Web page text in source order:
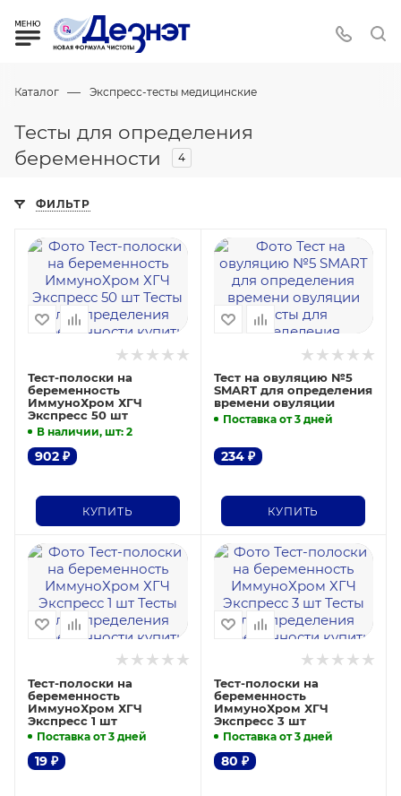
Каталог — Экспресс-тесты медицинские
Тесты для определения
беременности
4
ФИЛЬТР
Тест-полоски на
беременность
ИммуноХром ХГЧ
Экспресс 50 шт
В наличии, шт: 2
902 ₽
КУПИТЬ
Тест на овуляцию №5
SMART для определения
времени овуляции
Поставка от 3 дней
234₽
КУПИТЬ
Тест-полоски на
беременность
ИммуноХром ХГЧ
Экспресс 1 шт
Поставка от 3 дней
19 ₽
Тест-полоски на
беременность
ИммуноХром ХГЧ
Экспресс 3 шт
Поставка от 3 дней
80 ₽